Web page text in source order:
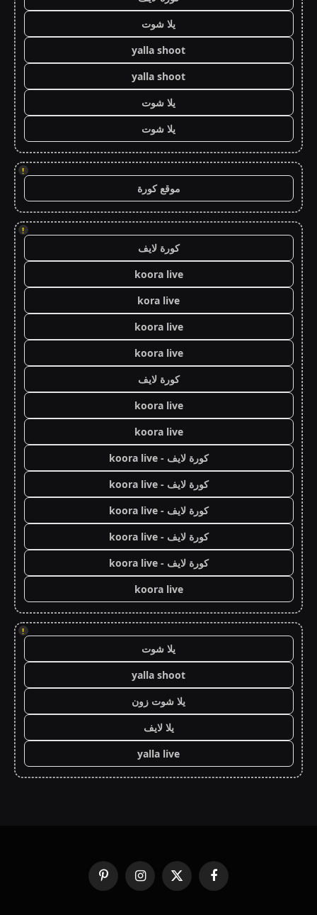
يلا شوت
yalla shoot
yalla shoot
يلا شوت
يلا شوت
!
موقع كورة
!
كورة لايف
koora live
kora live
koora live
koora live
كورة لايف
koora live
koora live
كورة لايف - koora live
كورة لايف - koora live
كورة لايف - koora live
كورة لايف - koora live
كورة لايف - koora live
koora live
!
يلا شوت
yalla shoot
يلا شوت زون
يلا لايف
yalla live
فيسبوك
X
(Twitter)
الانستغرامبينتيريست